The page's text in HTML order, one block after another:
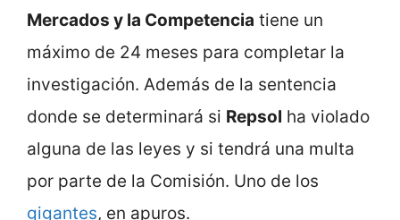
Mercados y la Competencia tiene un
máximo de 24 meses para completar la
investigación. Además de la sentencia
donde se determinará si Repsol ha violado
alguna de las leyes y si tendrá una multa
por parte de la Comisión. Uno de los
gigantes, en apuros.